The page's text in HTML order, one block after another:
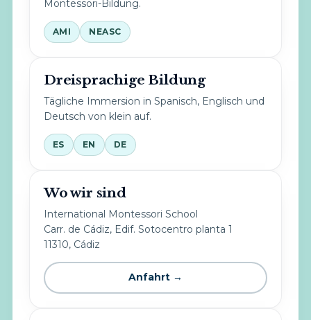
Montessori-Bildung.
AMI NEASC
Dreisprachige Bildung
Tägliche Immersion in Spanisch, Englisch und
Deutsch von klein auf.
ES EN DE
Wo wir sind
International Montessori School
Carr. de Cádiz, Edif. Sotocentro planta 1
11310, Cádiz
Anfahrt →